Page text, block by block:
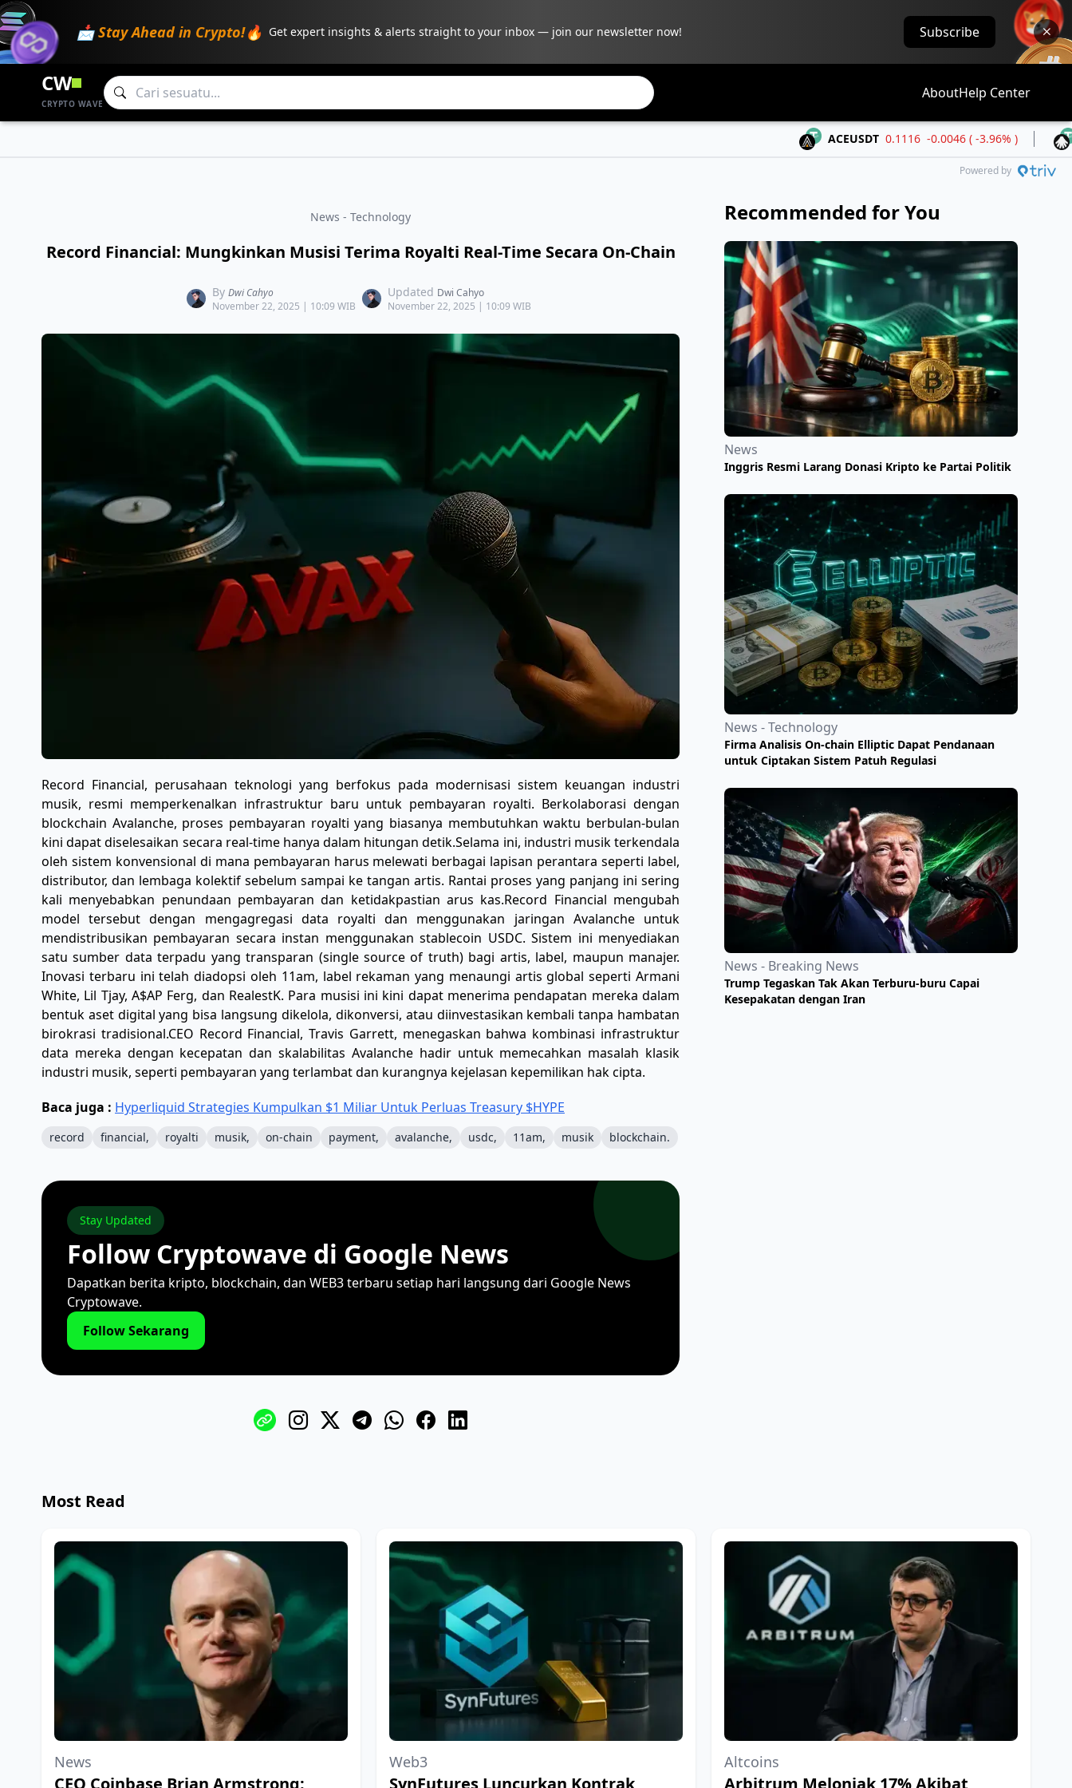
📩 Stay Ahead in Crypto!🔥 Get expert insights & alerts straight to your inbox — join our newsletter now! Subscribe
CW
CRYPTO WAVE
AboutHelp Center
ACEUSDT 0.1116 -0.0046 ( -3.96% )
Powered by
News - Technology
Record Financial: Mungkinkan Musisi Terima Royalti Real-Time Secara On-Chain
By Dwi Cahyo
November 22, 2025 | 10:09 WIB
Updated Dwi Cahyo
November 22, 2025 | 10:09 WIB
​Record Financial, perusahaan teknologi yang berfokus pada modernisasi sistem keuangan industri
musik, resmi memperkenalkan infrastruktur baru untuk pembayaran royalti. Berkolaborasi dengan
blockchain Avalanche, proses pembayaran royalti yang biasanya membutuhkan waktu berbulan-bulan
kini dapat diselesaikan secara real-time hanya dalam hitungan detik. ​Selama ini, industri musik terkendala
oleh sistem konvensional di mana pembayaran harus melewati berbagai lapisan perantara seperti label,
distributor, dan lembaga kolektif sebelum sampai ke tangan artis. Rantai proses yang panjang ini sering
kali menyebabkan penundaan pembayaran dan ketidakpastian arus kas. ​Record Financial mengubah
model tersebut dengan mengagregasi data royalti dan menggunakan jaringan Avalanche untuk
mendistribusikan pembayaran secara instan menggunakan stablecoin USDC. Sistem ini menyediakan
satu sumber data terpadu yang transparan (single source of truth) bagi artis, label, maupun manajer. ​
Inovasi terbaru ini telah diadopsi oleh 11am, label rekaman yang menaungi artis global seperti Armani
White, Lil Tjay, A$AP Ferg, dan RealestK. Para musisi ini kini dapat menerima pendapatan mereka dalam
bentuk aset digital yang bisa langsung dikelola, dikonversi, atau diinvestasikan kembali tanpa hambatan
birokrasi tradisional. ​CEO Record Financial, Travis Garrett, menegaskan bahwa kombinasi infrastruktur
data mereka dengan kecepatan dan skalabilitas Avalanche hadir untuk memecahkan masalah klasik
industri musik, seperti pembayaran yang terlambat dan kurangnya kejelasan kepemilikan hak cipta.
Baca juga : Hyperliquid Strategies Kumpulkan $1 Miliar Untuk Perluas Treasury $HYPE
record financial, royalti musik, on-chain payment, avalanche, usdc, 11am, musik blockchain.
Stay Updated
Follow Cryptowave di Google News
Dapatkan berita kripto, blockchain, dan WEB3 terbaru setiap hari langsung dari Google News
Cryptowave.
Follow Sekarang
Recommended for You
News
Inggris Resmi Larang Donasi Kripto ke Partai Politik
News - Technology
Firma Analisis On-chain Elliptic Dapat Pendanaan
untuk Ciptakan Sistem Patuh Regulasi
News - Breaking News
Trump Tegaskan Tak Akan Terburu-buru Capai
Kesepakatan dengan Iran
Most Read
News
CEO Coinbase Brian Armstrong:
Web3
SynFutures Luncurkan Kontrak
Altcoins
Arbitrum Melonjak 17% Akibat